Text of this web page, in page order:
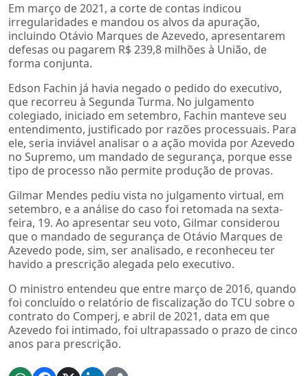
Em março de 2021, a corte de contas indicou
irregularidades e mandou os alvos da apuração,
incluindo Otávio Marques de Azevedo, apresentarem
defesas ou pagarem R$ 239,8 milhões à União, de
forma conjunta.
Edson Fachin já havia negado o pedido do executivo,
que recorreu à Segunda Turma. No julgamento
colegiado, iniciado em setembro, Fachin manteve seu
entendimento, justificado por razões processuais. Para
ele, seria inviável analisar o a ação movida por Azevedo
no Supremo, um mandado de segurança, porque esse
tipo de processo não permite produção de provas.
Gilmar Mendes pediu vista no julgamento virtual, em
setembro, e a análise do caso foi retomada na sexta-
feira, 19. Ao apresentar seu voto, Gilmar considerou
que o mandado de segurança de Otávio Marques de
Azevedo pode, sim, ser analisado, e reconheceu ter
havido a prescrição alegada pelo executivo.
O ministro entendeu que entre março de 2016, quando
foi concluído o relatório de fiscalização do TCU sobre o
contrato do Comperj, e abril de 2021, data em que
Azevedo foi intimado, foi ultrapassado o prazo de cinco
anos para prescrição.